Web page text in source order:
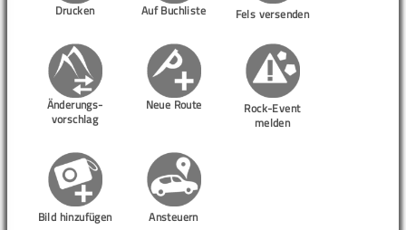
Drucken Auf Buchliste Fels versenden
Änderungs-
vorschlag
Neue Route
Rock-Event
melden
Bild hinzufügen Ansteuern